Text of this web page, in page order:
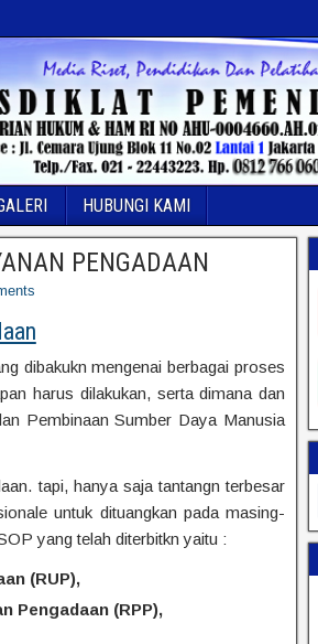
HUBUNGI KAMI
PENGADAAN
dibakukn mengenai berbagai proses
harus dilakukan, serta dimana dan
Pembinaan Sumber Daya Manusia
tapi, hanya saja tantangn terbesar
untuk dituangkan pada masing-
yang telah diterbitkn yaitu :
(RUP),
Pengadaan (RPP),